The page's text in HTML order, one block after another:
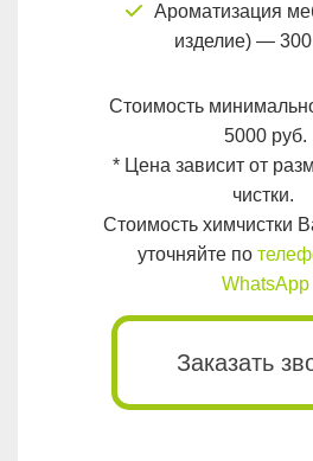
Ароматизация
изделие) — 300
Стоимость
5000 руб.
* Цена зависит от
чистки.
Стоимость химчистки
уточняйте по
WhatsApp
Заказать